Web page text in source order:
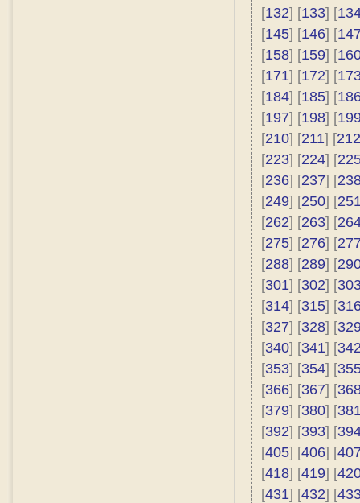
[132] [133] [
[145] [146] [
[158] [159] [
[171] [172] [
[184] [185] [
[197] [198] [
[210] [211] [212
[223] [224] [
[236] [237] [
[249] [250] [
[262] [263] [
[275] [276] [
[288] [289] [
[301] [302] [
[314] [315] [
[327] [328] [
[340] [341] [
[353] [354] [
[366] [367] [
[379] [380] [
[392] [393] [
[405] [406] [
[418] [419] [
[431] [432] [